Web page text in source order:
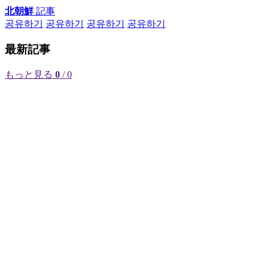
北朝鮮記事
공유하기
공유하기 공유하기 공유하기
最新記事
もっと見る 0 / 0